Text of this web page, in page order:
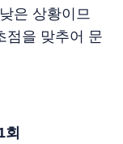
은 상황이므
점을 맞추어 문